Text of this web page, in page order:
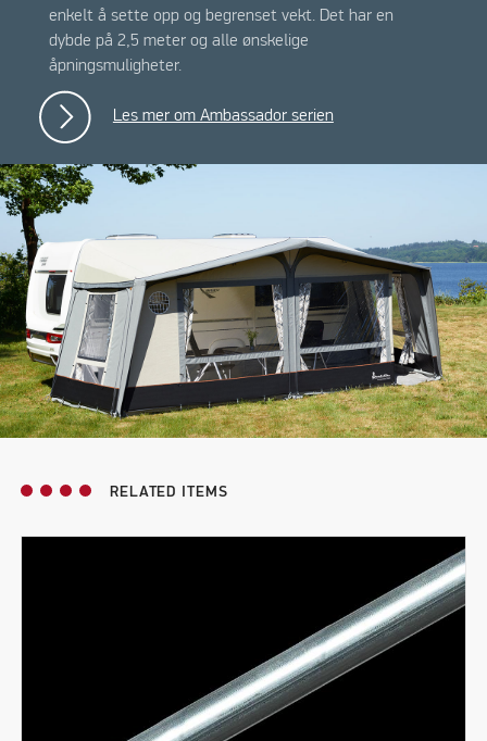
enkelt å sette opp og begrenset vekt. Det har en
dybde på 2,5 meter og alle ønskelige
åpningsmuligheter.
Les mer om Ambassador serien
RELATED ITEMS